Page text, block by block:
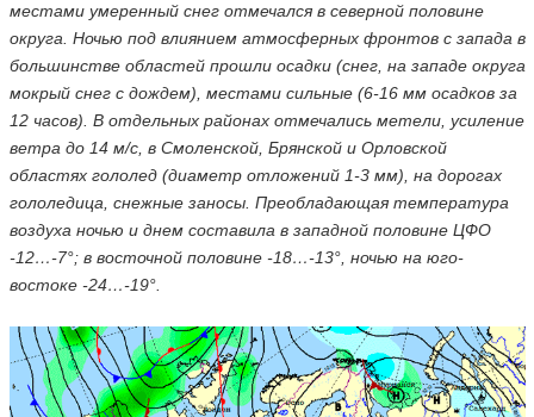
местами умеренный снег отмечался в северной половине
округа. Ночью под влиянием атмосферных фронтов с запада в
большинстве областей прошли осадки (снег, на западе округа
мокрый снег с дождем), местами сильные (6-16 мм осадков за
12 часов). В отдельных районах отмечались метели, усиление
ветра до 14 м/с, в Смоленской, Брянской и Орловской
областях гололед (диаметр отложений 1-3 мм), на дорогах
гололедица, снежные заносы. Преобладающая температура
воздуха ночью и днем составила в западной половине ЦФО
-12…-7°; в восточной половине -18…-13°, ночью на юго-
востоке -24…-19°.